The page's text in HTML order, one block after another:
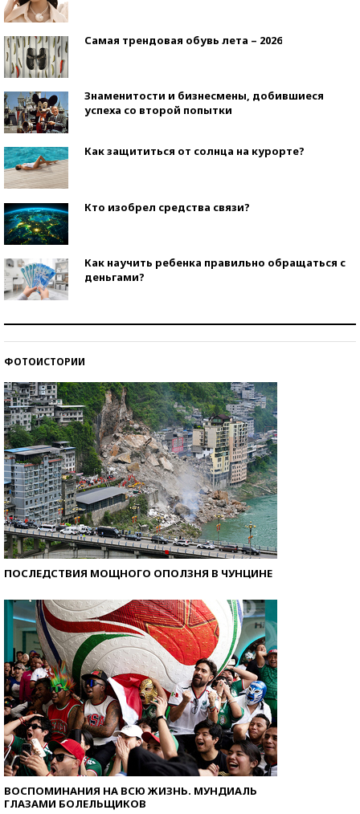
Самая трендовая обувь лета – 2026
Знаменитости и бизнесмены, добившиеся
успеха со второй попытки
Как защититься от солнца на курорте?
Кто изобрел средства связи?
Как научить ребенка правильно обращаться с
деньгами?
ФОТОИСТОРИИ
ПОСЛЕДСТВИЯ МОЩНОГО ОПОЛЗНЯ В ЧУНЦИНЕ
ВОСПОМИНАНИЯ НА ВСЮ ЖИЗНЬ. МУНДИАЛЬ
ГЛАЗАМИ БОЛЕЛЬЩИКОВ